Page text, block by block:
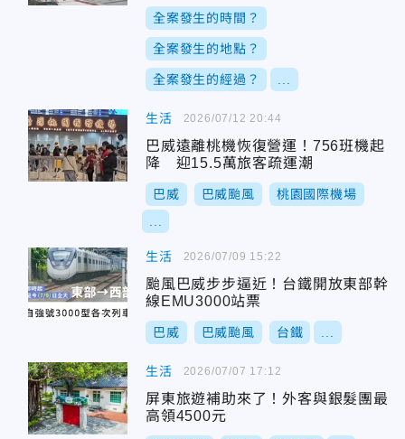
全案發生的時間？
全案發生的地點？
全案發生的經過？
生活
巴威遠離桃機恢復營運！756班機起
降 迎15.5萬旅客疏運潮
巴威 巴威颱風 桃園國際機場
2026/07/12 20:44
生活
颱風巴威步步逼近！台鐵開放東部幹
線EMU3000站票
巴威 巴威颱風 台鐵
2026/07/09 15:22
生活
屏東旅遊補助來了！外客與銀髮團最
高領4500元
2026/07/07 17:12